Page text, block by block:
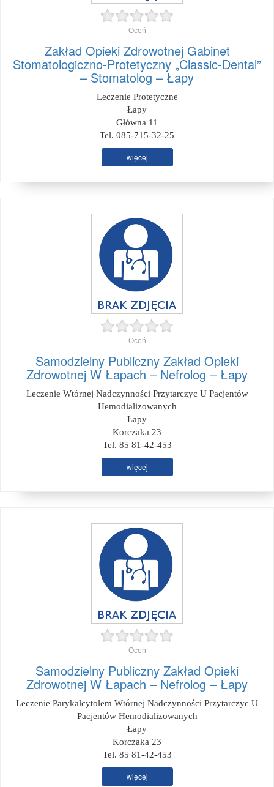
Oceń
Zakład Opieki Zdrowotnej Gabinet
Stomatologiczno-Protetyczny „Classic-Dental”
– Stomatolog – Łapy
Leczenie Protetyczne
Łapy
Główna 11
Tel. 085-715-32-25
więcej
Oceń
Samodzielny Publiczny Zakład Opieki
Zdrowotnej W Łapach – Nefrolog – Łapy
Leczenie Wtórnej Nadczynności Przytarczyc U Pacjentów
Hemodializowanych
Łapy
Korczaka 23
Tel. 85 81-42-453
więcej
Oceń
Samodzielny Publiczny Zakład Opieki
Zdrowotnej W Łapach – Nefrolog – Łapy
Leczenie Parykalcytolem Wtórnej Nadczynności Przytarczyc U
Pacjentów Hemodializowanych
Łapy
Korczaka 23
Tel. 85 81-42-453
więcej